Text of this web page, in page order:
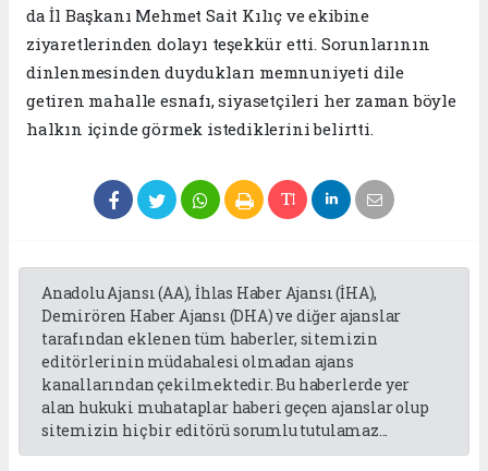
da İl Başkanı Mehmet Sait Kılıç ve ekibine
ziyaretlerinden dolayı teşekkür etti. Sorunlarının
dinlenmesinden duydukları memnuniyeti dile
getiren mahalle esnafı, siyasetçileri her zaman böyle
halkın içinde görmek istediklerini belirtti.
Anadolu Ajansı (AA), İhlas Haber Ajansı (İHA),
Demirören Haber Ajansı (DHA) ve diğer ajanslar
tarafından eklenen tüm haberler, sitemizin
editörlerinin müdahalesi olmadan ajans
kanallarından çekilmektedir. Bu haberlerde yer
alan hukuki muhataplar haberi geçen ajanslar olup
sitemizin hiç bir editörü sorumlu tutulamaz...